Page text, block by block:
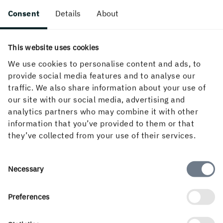
Consent Details About
This website uses cookies
We use cookies to personalise content and ads, to
provide social media features and to analyse our
traffic. We also share information about your use of
our site with our social media, advertising and
analytics partners who may combine it with other
information that you’ve provided to them or that
they’ve collected from your use of their services.
Consent
Necessary
Preferences
les couches d'encre et de vernis résistent encore
plus à l'usure
Inconvénients:
ne convient pas à une linéature élevée (de plus de
100 lignes/pouce)
par rapport aux autres méthodes d'impression,
l'échelle des nuances est moins étendue (les zones
très lumineuses et ombrées sont mal reproduites)
groupes d'impression, ce qui complique le repérage
des travaux à plusieurs couleurs